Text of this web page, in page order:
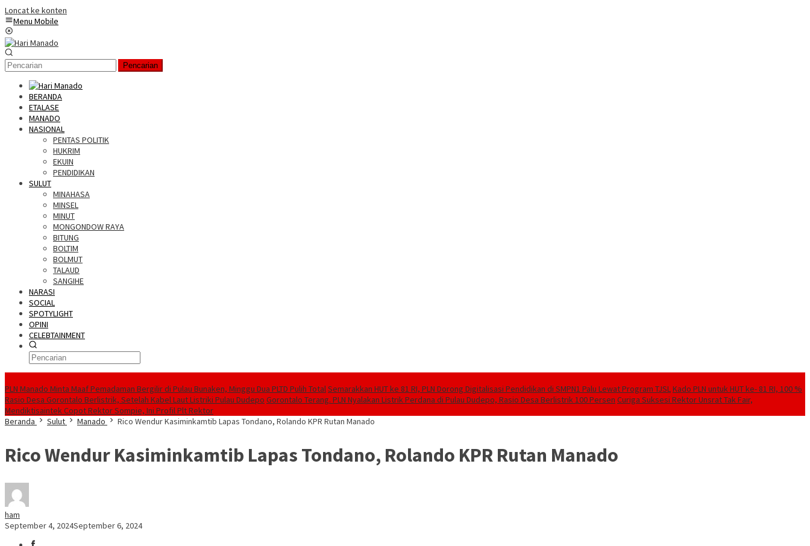
Loncat ke konten
Menu Mobile
Pencarian
BERANDA
ETALASE
MANADO
NASIONAL
PENTAS POLITIK
HUKRIM
EKUIN
PENDIDIKAN
SULUT
MINAHASA
MINSEL
MINUT
MONGONDOW RAYA
BITUNG
BOLTIM
BOLMUT
TALAUD
SANGIHE
NARASI
SOCIAL
SPOTYLIGHT
OPINI
CELEBTAINMENT
PLN Manado Minta Maaf Pemadaman Bergilir di Pulau Bunaken, Minggu Dua PLTD Pulih TotalSemarakkan HUT ke 81 RI, PLN Dorong Digitalisasi Pendidikan di SMPN1 Palu Lewat Program TJSLKado PLN untuk HUT ke- 81 RI, 100 %
Rasio Desa Gorontalo Berlistrik, Setelah Kabel Laut Listriki Pulau Dudepo Gorontalo Terang. PLN Nyalakan Listrik Perdana di Pulau Dudepo, Rasio Desa Berlistrik 100 Persen Curiga Suksesi Rektor Unsrat Tak Fair,
Mendiktisaintek Copot Rektor Sompie, Ini Profil Plt Rektor
Beranda
Sulut Manado Rico Wendur Kasiminkamtib Lapas Tondano, Rolando KPR Rutan Manado
Rico Wendur Kasiminkamtib Lapas Tondano, Rolando KPR Rutan Manado
ham
September 4, 2024September 6, 2024